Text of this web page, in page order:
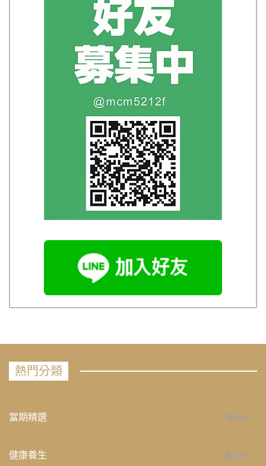
熱門分類
當期精選 658
健康養生 276